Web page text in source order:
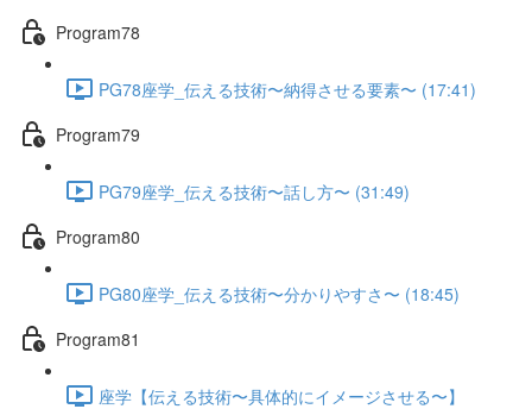
Program78
PG78座学_伝える技術〜納得させる要素〜 (17:41)
Program79
PG79座学_伝える技術〜話し方〜 (31:49)
Program80
PG80座学_伝える技術〜分かりやすさ〜 (18:45)
Program81
座学【伝える技術〜具体的にイメージさせる〜】